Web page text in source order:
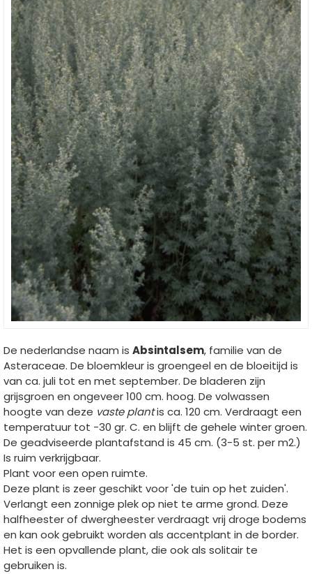
De nederlandse naam is Absintalsem, familie van de
Asteraceae. De bloemkleur is groengeel en de bloeitijd is
van ca. juli tot en met september. De bladeren zijn
grijsgroen en ongeveer 100 cm. hoog. De volwassen
hoogte van deze vaste plantis ca. 120 cm. Verdraagt een
temperatuur tot -30 gr. C. en blijft de gehele winter groen.
De geadviseerde plantafstand is 45 cm. (3-5 st. per m2.)
Is ruim verkrijgbaar.
Plant voor een open ruimte.
Deze plant is zeer geschikt voor 'de tuin op het zuiden'.
Verlangt een zonnige plek op niet te arme grond. Deze
halfheester of dwergheester verdraagt vrij droge bodems
en kan ook gebruikt worden als accentplant in de border.
Het is een opvallende plant, die ook als solitair te
gebruiken is.